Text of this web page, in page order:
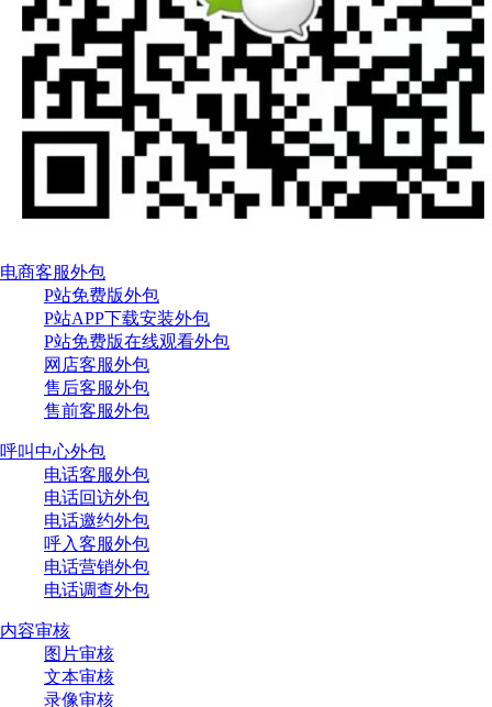
电商客服外包
P站免费版外包
P站APP下载安装外包
P站免费版在线观看外包
网店客服外包
售后客服外包
售前客服外包
呼叫中心外包
电话客服外包
电话回访外包
电话邀约外包
呼入客服外包
电话营销外包
电话调查外包
内容审核
图片审核
文本审核
录像审核